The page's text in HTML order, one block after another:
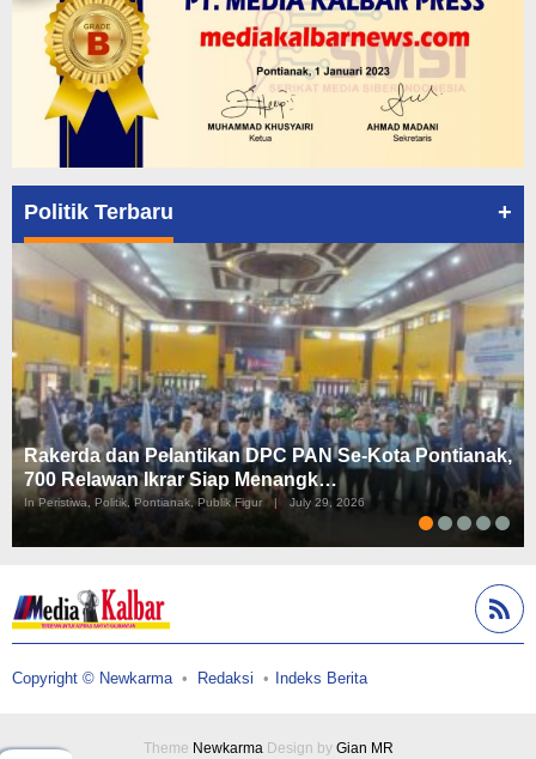
Politik Terbaru +
Rakerda dan Pelantikan DPC PAN Se-Kota Pontianak,
700 Relawan Ikrar Siap Menangk…
In Peristiwa, Politik, Pontianak, Publik Figur | July 29, 2026
Copyright © Newkarma Redaksi Indeks Berita
Theme NewkarmaDesign by Gian MR